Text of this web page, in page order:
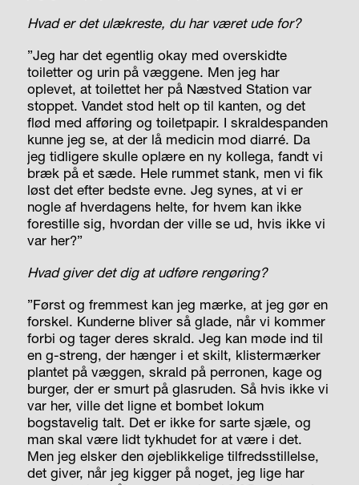
Hvad er det ulækreste, du har været ude for?
”Jeg har det egentlig okay med overskidte
toiletter og urin på væggene. Men jeg har
oplevet, at toilettet her på Næstved Station var
stoppet. Vandet stod helt op til kanten, og det
flød med afføring og toiletpapir. I skraldespanden
kunne jeg se, at der lå medicin mod diarré. Da
jeg tidligere skulle oplære en ny kollega, fandt vi
bræk på et sæde. Hele rummet stank, men vi fik
løst det efter bedste evne. Jeg synes, at vi er
nogle af hverdagens helte, for hvem kan ikke
forestille sig, hvordan der ville se ud, hvis ikke vi
var her?”
Hvad giver det dig at udføre rengøring?
”Først og fremmest kan jeg mærke, at jeg gør en
forskel. Kunderne bliver så glade, når vi kommer
forbi og tager deres skrald. Jeg kan møde ind til
en g-streng, der hænger i et skilt, klistermærker
plantet på væggen, skrald på perronen, kage og
burger, der er smurt på glasruden. Så hvis ikke vi
var her, ville det ligne et bombet lokum
bogstavelig talt. Det er ikke for sarte sjæle, og
man skal være lidt tykhudet for at være i det.
Men jeg elsker den øjeblikkelige tilfredsstillelse,
det giver, når jeg kigger på noget, jeg lige har